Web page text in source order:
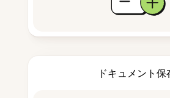
ドキュメント保